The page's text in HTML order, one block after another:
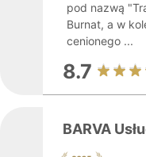
pod nazwą
Burnat, a w
cenionego ...
8.7
BARVA